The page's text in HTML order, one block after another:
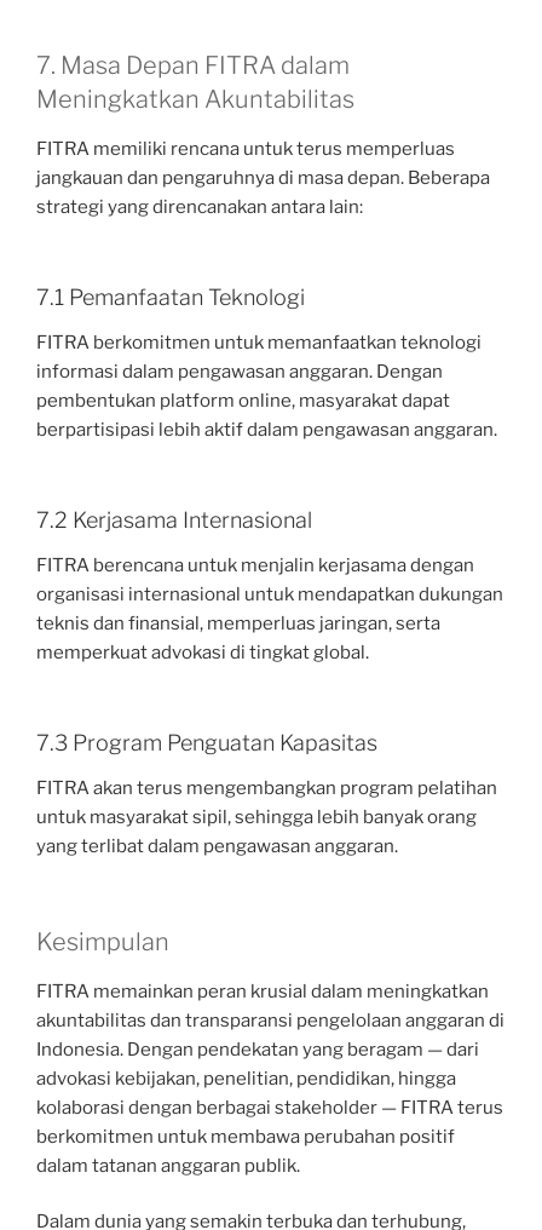
7. Masa Depan FITRA dalam
Meningkatkan Akuntabilitas
FITRA memiliki rencana untuk terus memperluas
jangkauan dan pengaruhnya di masa depan. Beberapa
strategi yang direncanakan antara lain:
7.1 Pemanfaatan Teknologi
FITRA berkomitmen untuk memanfaatkan teknologi
informasi dalam pengawasan anggaran. Dengan
pembentukan platform online, masyarakat dapat
berpartisipasi lebih aktif dalam pengawasan anggaran.
7.2 Kerjasama Internasional
FITRA berencana untuk menjalin kerjasama dengan
organisasi internasional untuk mendapatkan dukungan
teknis dan finansial, memperluas jaringan, serta
memperkuat advokasi di tingkat global.
7.3 Program Penguatan Kapasitas
FITRA akan terus mengembangkan program pelatihan
untuk masyarakat sipil, sehingga lebih banyak orang
yang terlibat dalam pengawasan anggaran.
Kesimpulan
FITRA memainkan peran krusial dalam meningkatkan
akuntabilitas dan transparansi pengelolaan anggaran di
Indonesia. Dengan pendekatan yang beragam — dari
advokasi kebijakan, penelitian, pendidikan, hingga
kolaborasi dengan berbagai stakeholder — FITRA terus
berkomitmen untuk membawa perubahan positif
dalam tatanan anggaran publik.
Dalam dunia yang semakin terbuka dan terhubung,